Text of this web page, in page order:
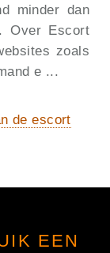
minder dan
Over Escort
zoals
e ...
de escort
EEN